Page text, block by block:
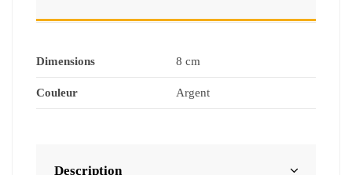
Dimensions 8 cm
Couleur Argent
Description